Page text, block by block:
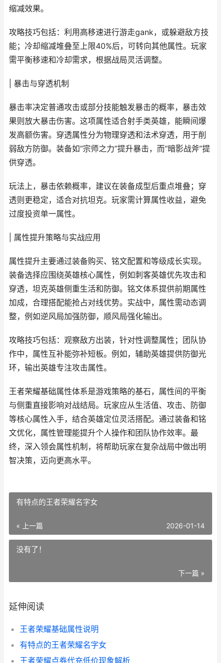
缩减效果。
攻略技巧包括：利用高移速进行游走gank，或躲避敌方技
能；冷却缩减堆叠至上限40%后，可转向其他属性。玩家
需平衡移速和冷却需求，根据战局灵活调整。
| 暴击与穿透机制
暴击率决定普通攻击或部分技能触发暴击的概率，暴击效
果则放大暴击伤害。这项属性适合射手类英雄，能瞬间爆
发高额伤害。穿透属性分为物理穿透和法术穿透，用于削
弱敌方防御。装备如“宗师之力”提升暴击，而“暗影战斧”提
供穿透。
玩法上，暴击依赖概率，建议在装备成型后重点堆叠；穿
透则更稳定，适合对抗坦克。玩家需计算属性收益，避免
过度投资单一属性。
| 属性提升策略与实战应用
属性提升主要通过装备购买、铭文配置和等级成长实现。
装备选择应围绕英雄核心属性，例如刺客英雄优先攻击和
穿透，坦克英雄侧重生活和防御。铭文体系提供前期属性
加成，合理搭配能抢占对线优势。实战中，属性需动态调
整，例如逆风局加强防御，顺风局强化输出。
攻略技巧包括：观察敌方出装，针对性调整属性；团队协
作中，属性互补能弥补短板。例如，辅助英雄提供防御光
环，输出英雄专注攻击属性。
王者荣耀基础属性体系是游戏策略的基石，属性间的平衡
与侧重直接影响对战结局。玩家应从生活值、攻击、防御
等核心属性入手，结合英雄定位灵活搭配。通过装备和铭
文优化，属性管理能提升个人操作和团队协作效率。最
终，深入领会属性机制，将帮助玩家在复杂战局中做出明
智决策，迈向更高水平。
有特点的王者荣耀名字女
« 上一篇 2026-01-14
没有了！
下一篇 »
延伸阅读
王者荣耀基础属性说明
有特点的王者荣耀名字女
王者荣耀点券代充低价现象解析